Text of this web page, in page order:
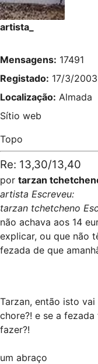
artista_
Mensagens: 17491
Registado: 17/3/
Localização: Almada
Sítio web
Topo
Re: 13,30/13,40
por tarzan
artista Escreveu:
tarzan tchetcheno
não achava aos 14
explicar, ou que não
fezada de que
Tarzan, então isto
chore?! e se a
fazer?!
um abraço